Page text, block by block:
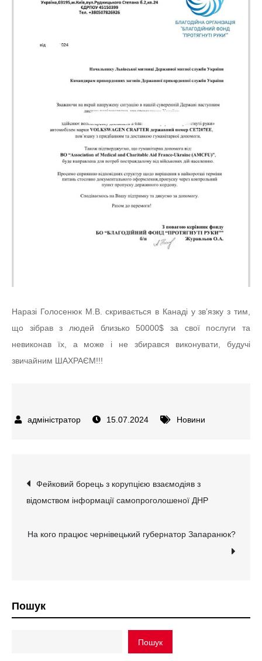
Наразі Голосенюк М.В. скривається в Канаді у звʼязку з тим,
що зібрав з людей близько 50000$ за свої послуги та
невиконав їх, а може і не збирався виконувати, будучі
звичайним ШАХРАЄМ!!!
15.07.2024 Новини
Навігація
записів
Фейковий борець з корупцією взаємодіяв з
відомством інформації самопроголошеної ДНР
На кого працює чернівецький губернатор Запаранюк?
Пошук
Пошук